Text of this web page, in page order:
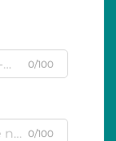
0/100
0/100